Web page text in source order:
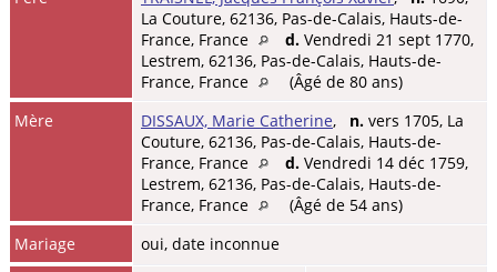
La Couture, 62136, Pas-de-Calais, Hauts-de-
France, France
d. Vendredi 21 sept 1770,
Lestrem, 62136, Pas-de-Calais, Hauts-de-
France, France
(Âgé de 80 ans)
Mère
DISSAUX, Marie Catherine, n. vers 1705, La
Couture, 62136, Pas-de-Calais, Hauts-de-
France, France
d. Vendredi 14 déc 1759,
Lestrem, 62136, Pas-de-Calais, Hauts-de-
France, France
(Âgé de 54 ans)
Mariage
oui, date inconnue